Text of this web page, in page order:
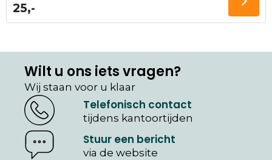
25,-
Wilt u ons iets vragen?
Wij staan voor u klaar
Telefonisch contact
tijdens kantoortijden
Stuur een bericht
via de website